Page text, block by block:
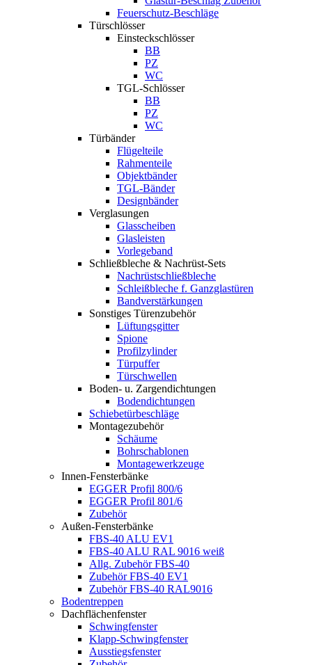
Feuerschutz-Beschläge
Türschlösser
Einsteckschlösser
BB
PZ
WC
TGL-Schlösser
BB
PZ
WC
Türbänder
Flügelteile
Rahmenteile
Objektbänder
TGL-Bänder
Designbänder
Verglasungen
Glasscheiben
Glasleisten
Vorlegeband
Schließbleche & Nachrüst-Sets
Nachrüstschließbleche
Schleißbleche f. Ganzglastüren
Bandverstärkungen
Sonstiges Türenzubehör
Lüftungsgitter
Spione
Profilzylinder
Türpuffer
Türschwellen
Boden- u. Zargendichtungen
Bodendichtungen
Schiebetürbeschläge
Montagezubehör
Schäume
Bohrschablonen
Montagewerkzeuge
Innen-Fensterbänke
EGGER Profil 800/6
EGGER Profil 801/6
Zubehör
Außen-Fensterbänke
FBS-40 ALU EV1
FBS-40 ALU RAL 9016 weiß
Allg. Zubehör FBS-40
Zubehör FBS-40 EV1
Zubehör FBS-40 RAL9016
Bodentreppen
Dachflächenfenster
Schwingfenster
Klapp-Schwingfenster
Ausstiegsfenster